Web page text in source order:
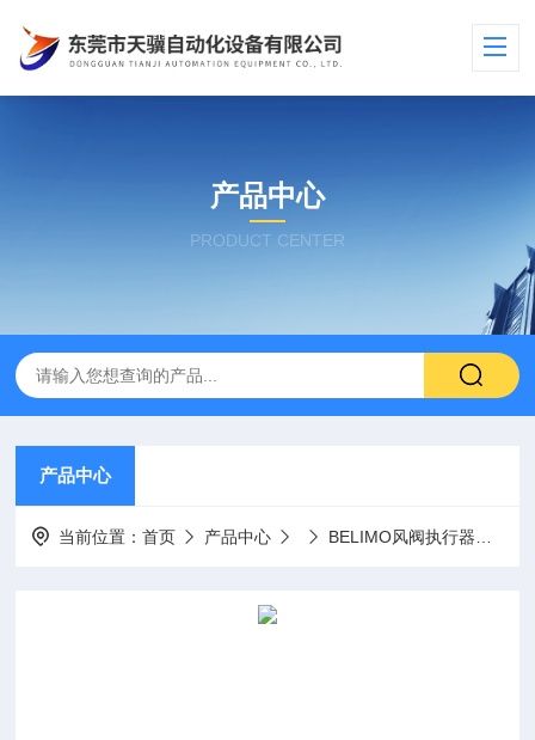
产品中心
PRODUCT CENTER
产品中心
当前位置：首页 产品中心 BELIMO风阀执行器